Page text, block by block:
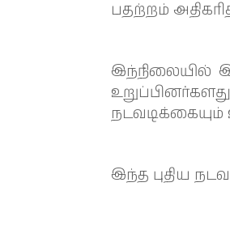
பதற்றம்
இந்நிலையில்
இந்த புதிய